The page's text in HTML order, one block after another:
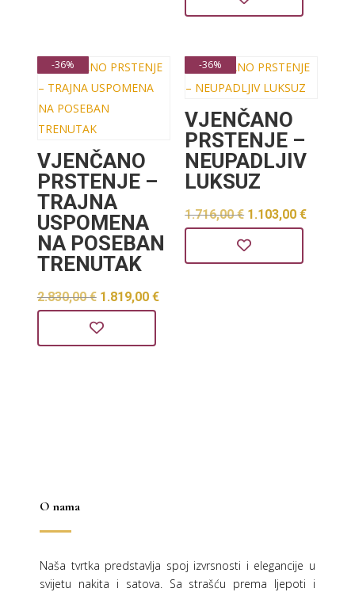
bila
2.173,00 €.
-36%
VJENČANO
PRSTENJE –
TRAJNA
USPOMENA
NA POSEBAN
TRENUTAK
2.830,00€ Izvorna
cijena
bila
1.819,00 €
-36%
VJENČANO
PRSTENJE –
NEUPADLJIV
LUKSUZ
1.716,00€ Izvorna
cijena
bila
1.103,00€
O nama
Naša tvrtka predstavlja spoj izvrsnosti i elegancije u
svijetu nakita i satova. Sa strašću prema ljepoti i